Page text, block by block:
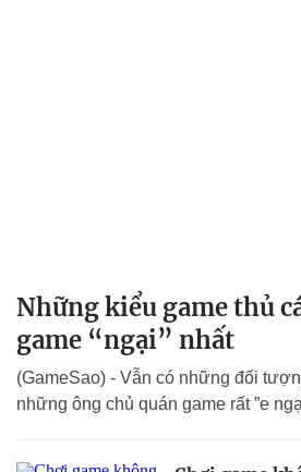
Những kiểu game thủ
game “ngại” nhất
(GameSao) - Vẫn có những đối
những ông chủ quán game rất ”e